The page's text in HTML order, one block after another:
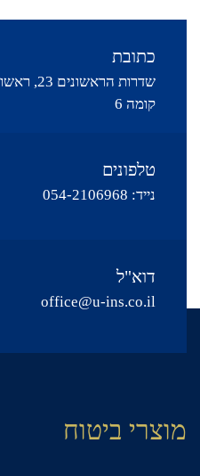
כתובת
שדרות הראשונים 23, ראשון לציון, 7559916
קומה 6
טלפונים
נייד: 054-2106968
דוא"ל
office@u-ins.co.il
מוצרי ביטוח